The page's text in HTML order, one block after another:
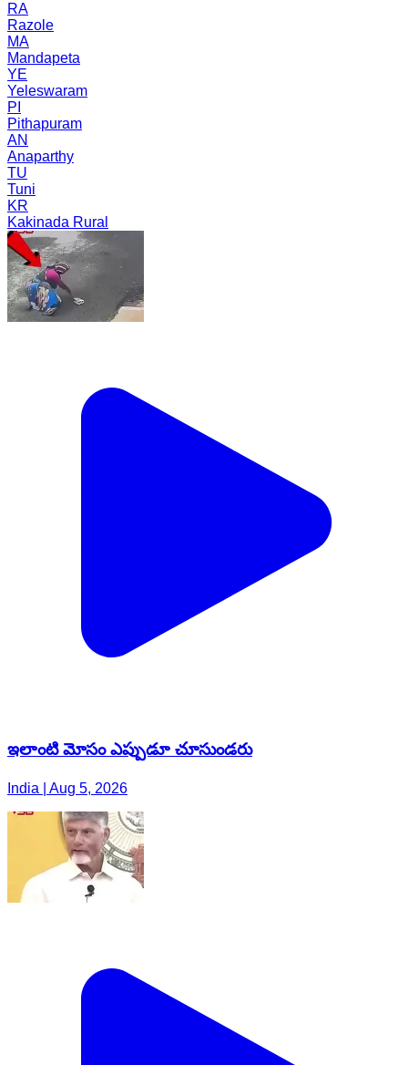
RA
Razole
MA
Mandapeta
YE
Yeleswaram
PI
Pithapuram
AN
Anaparthy
TU
Tuni
KR
Kakinada Rural
ఇలాంటి మోసం ఎప్పుడూ చూసుండరు
India | Aug 5, 2026